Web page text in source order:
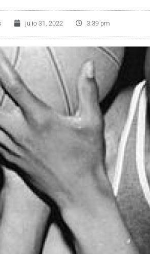
julio 31, 2022 3:39 pm